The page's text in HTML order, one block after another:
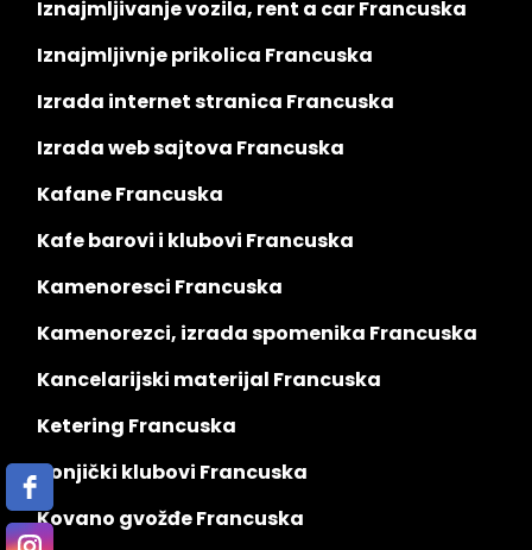
Iznajmljivanje vozila, rent a car Francuska
Iznajmljivnje prikolica Francuska
Izrada internet stranica Francuska
Izrada web sajtova Francuska
Kafane Francuska
Kafe barovi i klubovi Francuska
Kamenoresci Francuska
Kamenorezci, izrada spomenika Francuska
Kancelarijski materijal Francuska
Ketering Francuska
Konjički klubovi Francuska
Kovano gvožđe Francuska